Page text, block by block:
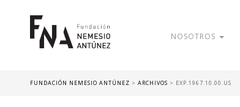
NOSOTROS
FUNDACIÓN NEMESIO ANTÚNEZ > ARCHIVOS > EXP.1967.10.00.US